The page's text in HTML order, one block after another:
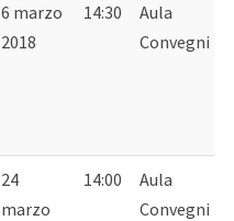
6 marzo
2018
14:30
Aula
Convegni
24
marzo
14:00
Aula
Convegni